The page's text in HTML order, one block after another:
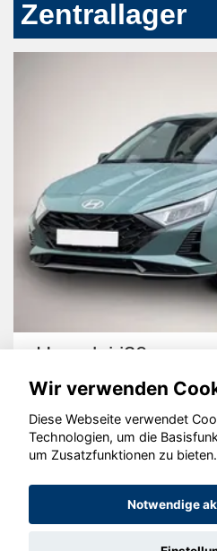
Zentrallager
Hyundai i20
© konjunkturmotor.de
Wir verwenden
Diese Webseite verwendet
Technologien, um die
um Zusatzfunktionen zu bieten.
Notwendige